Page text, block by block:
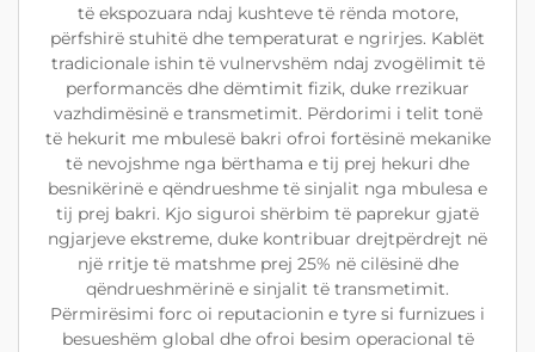
të ekspozuara ndaj kushteve të rënda motore,
përfshirë stuhitë dhe temperaturat e ngrirjes. Kablët
tradicionale ishin të vulnervshëm ndaj zvogëlimit të
performancës dhe dëmtimit fizik, duke rrezikuar
vazhdimësinë e transmetimit. Përdorimi i telit tonë
të hekurit me mbulesë bakri ofroi fortësinë mekanike
të nevojshme nga bërthama e tij prej hekuri dhe
besnikërinë e qëndrueshme të sinjalit nga mbulesa e
tij prej bakri. Kjo siguroi shërbim të paprekur gjatë
ngjarjeve ekstreme, duke kontribuar drejtpërdrejt në
një rritje të matshme prej 25% në cilësinë dhe
qëndrueshmërinë e sinjalit të transmetimit.
Përmirësimi forc oi reputacionin e tyre si furnizues i
besueshëm global dhe ofroi besim operacional të